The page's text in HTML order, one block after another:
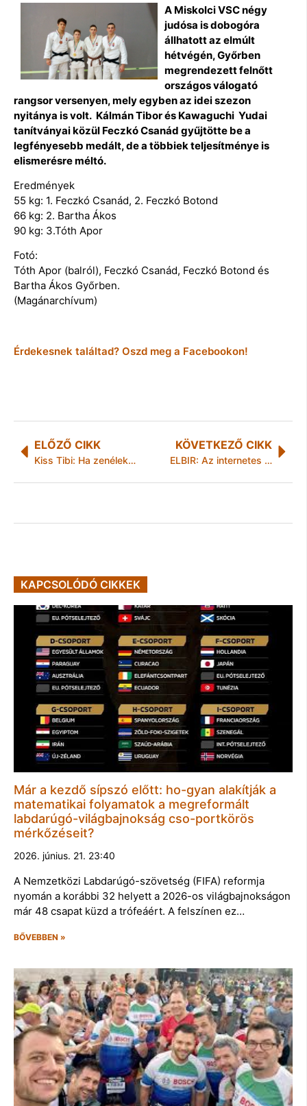
A Miskolci VSC négy
judósa is dobogóra
állhatott az elmúlt
hétvégén, Győrben
megrendezett felnőtt
országos válogató
rangsor versenyen, mely egyben az idei szezon
nyitánya is volt. Kálmán Tibor és Kawaguchi Yudai
tanítványai közül Feczkó Csanád gyűjtötte be a
legfényesebb medált, de a többiek teljesítménye is
elismerésre méltó.
Eredmények
55 kg: 1. Feczkó Csanád, 2. Feczkó Botond
66 kg: 2. Bartha Ákos
90 kg: 3.Tóth Apor
Fotó:
Tóth Apor (balról), Feczkó Csanád, Feczkó Botond és
Bartha Ákos Győrben.
(Magánarchívum)
Érdekesnek találtad? Oszd meg a Facebookon!
ELŐZŐ CIKK
Kiss Tibi: Ha zenélek igazán élőnek érzem magam
KÖVETKEZŐ CIKK
ELBIR: Az internetes piacterek veszélyei
KAPCSOLÓDÓ CIKKEK
Már a kezdő sípszó előtt: ho-gyan alakítják a
matematikai folyamatok a megreformált
labdarúgó-világbajnokság cso-portkörös
mérkőzéseit?
2026. június. 21. 23:40
A Nemzetközi Labdarúgó-szövetség (FIFA) reformja
nyomán a korábbi 32 helyett a 2026-os világbajnokságon
már 48 csapat küzd a trófeáért. A felszínen ez…
BŐVEBBEN »